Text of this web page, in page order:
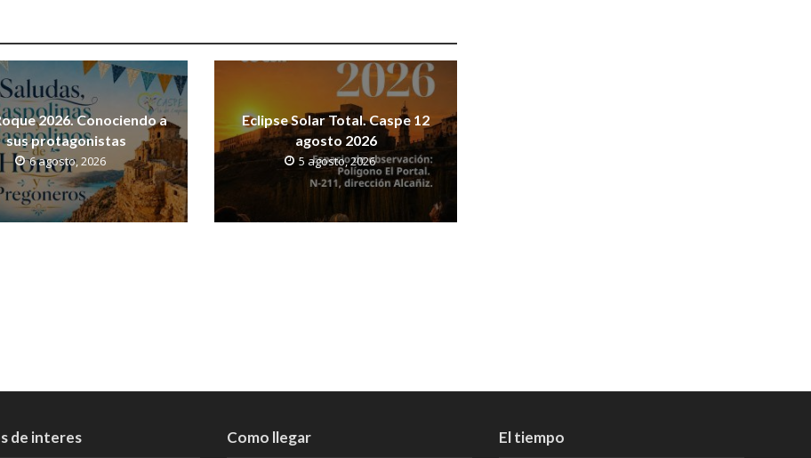
2026. Conociendo a
sus protagonistas
6 agosto, 2026
Eclipse Solar Total. Caspe 12
agosto 2026
5 agosto, 2026
de interes Como llegar El tiempo